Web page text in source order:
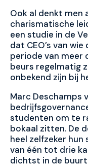
Ook al denkt men
charismatische
een studie in de
dat CEO’s van
periode van meer
beurs regelmatig
onbekend zijn bij
Marc Deschamps
studenten om te
bokaal zitten. De
heel zelfzeker
van één tot drie
dichtst in de